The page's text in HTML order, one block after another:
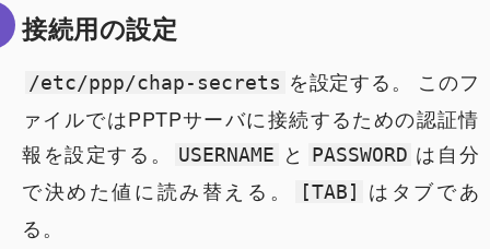
接続用の設定
/etc/ppp/chap-secrets を設定する。 このフ
ァイルではPPTPサーバに接続するための認証情
報を設定する。
USERNAME と PASSWORD は自分
で決めた値に読み替える。
[TAB]
はタブであ
る。